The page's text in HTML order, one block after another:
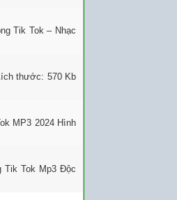
Tik Tok – Nhạc
thước: 570 Kb
MP3 2024 Hình
Tik Tok Mp3 Độc